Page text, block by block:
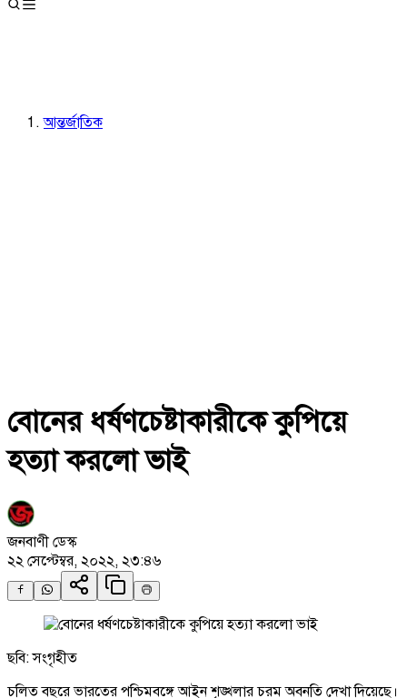
আন্তর্জাতিক
বোনের ধর্ষণচেষ্টাকারীকে কুপিয়ে
হত্যা করলো ভাই
জনবাণী ডেস্ক
২২ সেপ্টেম্বর, ২০২২, ২৩:৪৬
ছবি: সংগৃহীত
চলিত বছরে ভারতের পশ্চিমবঙ্গে আইন শৃঙ্খলার চরম অবনতি দেখা দিয়েছে।